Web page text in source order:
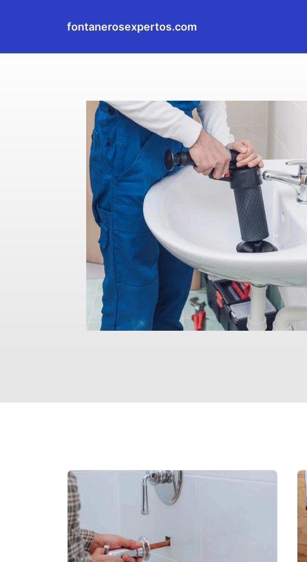
fontanerosexpertos.com